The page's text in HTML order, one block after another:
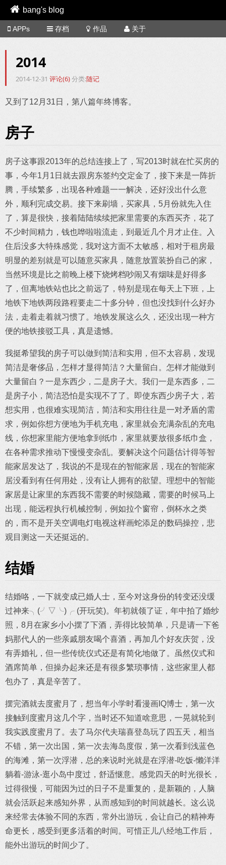
bang's blog
APPs 存档 作品 关于
2014
2014-12-31 评论(6)分类:随记
又到了12月31日，第八篇年终博客。
房子
房子这事跟2013年的总结连接上了，写2013时就在忙买房的
事，今年1月1日就去跟房东签约交定金了，接下来是一阵折
腾，手续繁多，出现各种难题一一解决，还好没出什么意
外，顺利完成交易。接下来刷墙，买家具，5月份就先入住
了，算是很快，接着陆陆续续把家里需要的东西买齐，花了
不少时间精力，钱也哗啦啦流走，到最近几个月才止住。入
住后没多大特殊感觉，我对这方面不太敏感，相对于租房最
明显的差别就是可以随意买家具，随意放置装扮自己的家，
当然环境是比之前晚上楼下烧烤档吵闹又有烟味是好得多
了，但离地铁站也比之前远了，特别是现在每天上下班，上
地铁下地铁两段路程要走二十多分钟，但也没找到什么好办
法，走着走着就习惯了。地铁发展这么久，还没出现一种方
便的地铁接驳工具，真是遗憾。
我挺希望我的房子可以做到简洁和实用，但不太容易，发现
简洁是奢侈品，怎样才显得简洁？大量留白。怎样才能做到
大量留白？一是东西少，二是房子大。我们一是东西多，二
是房子小，简洁恐怕是实现不了了。即使东西少房子大，若
想实用，也很难实现简洁，简洁和实用往往是一对矛盾的需
求，例如你想方便地为手机充电，家里就会充满杂乱的充电
线，你想家里能方便地拿到纸巾，家里就要放很多纸巾盒，
在各种需求推动下慢慢变杂乱。要解决这个问题估计得等智
能家居发达了，我说的不是现在的智能家居，现在的智能家
居没看到有任何用处，没有让人拥有的欲望。理想中的智能
家居是让家里的东西我不需要的时候隐藏，需要的时候马上
出现，能远程执行机械控制，例如拉个窗帘，倒杯水之类
的，而不是开关空调电灯电视这样画蛇添足的数码操控，悲
观目测这一天还挺远的。
结婚
结婚咯，一下就变成已婚人士，至今对这身份的转变还没缓
过神来╮(╯▽╰)╭ (开玩笑)。年初就领了证，年中拍了婚纱
照，8月在家乡小小摆了下酒，弄得比较简单，只是请一下爸
妈那代人的一些亲戚朋友喝个喜酒，再加几个好友庆贺，没
有弄婚礼，但一些传统仪式还是有简化地做了。虽然仪式和
酒席简单，但操办起来还是有很多繁琐事情，这些家里人都
包办了，真是辛苦了。
摆完酒就去度蜜月了，想当年小学时看漫画IQ博士，第一次
接触到度蜜月这几个字，当时还不知道啥意思，一晃就轮到
我实践度蜜月了。去了马尔代夫瑞喜登岛玩了四五天，相当
不错，第一次出国，第一次去海岛度假，第一次看到浅蓝色
的海滩，第一次浮潜，总的来说时光就是在浮潜-吃饭-懒洋洋
躺着-游泳-逛小岛中度过，舒适惬意。感觉四天的时光很长，
过得很慢，可能因为过的日子不是重复的，是新颖的，人脑
就会活跃起来感知外界，从而感知到的时间就越长。这么说
来经常去体验不同的东西，常外出游玩，会让自己的精神寿
命更长，感受到更多活着的时间。可惜正儿八经地工作后，
能外出游玩的时间少了。